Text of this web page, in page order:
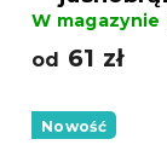
W magazynie
od 61 zł
Nowość